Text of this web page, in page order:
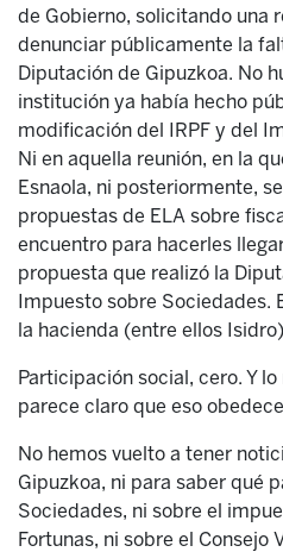
de Gobierno, solicitando una
denunciar públicamente la
Diputación de Gipuzkoa. No
institución ya había hecho
modificación del IRPF y del
Ni en aquella reunión, en la
Esnaola, ni posteriormente,
propuestas de ELA sobre
encuentro para hacerles
propuesta que realizó la
Impuesto sobre Sociedades.
la hacienda (entre ellos
Participación social, cero. Y
parece claro que eso
No hemos vuelto a tener
Gipuzkoa, ni para saber qué
Sociedades, ni sobre el
Fortunas, ni sobre el Consejo